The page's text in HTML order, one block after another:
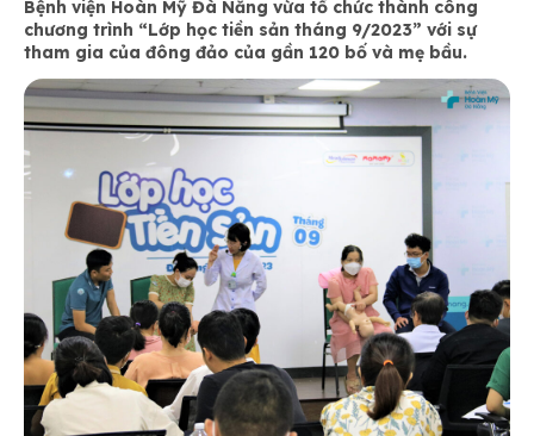
Bệnh viện Hoàn Mỹ Đà Nẵng vừa tổ chức thành công
chương trình “Lớp học tiền sản tháng 9/2023” với sự
tham gia của đông đảo của gần 120 bố và mẹ bầu.